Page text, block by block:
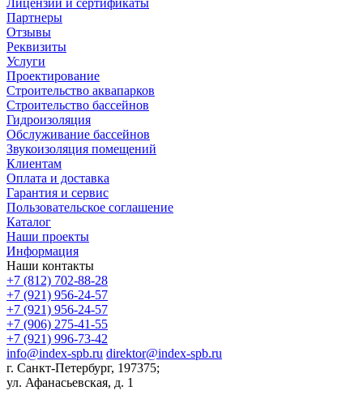
Партнеры
Отзывы
Реквизиты
Услуги
Проектирование
Строительство аквапарков
Строительство бассейнов
Гидроизоляция
Обслуживание бассейнов
Звукоизоляция помещений
Клиентам
Оплата и доставка
Гарантия и сервис
Пользовательское соглашение
Каталог
Наши проекты
Информация
Наши контакты
+7 (812) 702-88-28
+7 (921) 956-24-57
+7 (921) 956-24-57
+7 (906) 275-41-55
+7 (921) 996-73-42
info@index-spb.ru direktor@index-spb.ru
г. Санкт-Петербург, 197375;
ул. Афанасьевская, д. 1